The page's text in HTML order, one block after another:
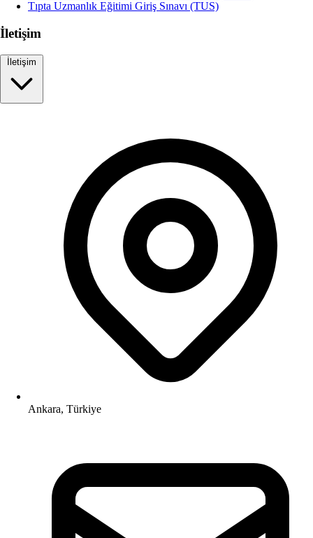
Tıpta Uzmanlık Eğitimi Giriş Sınavı (TUS)
İletişim
İletişim
Ankara, Türkiye